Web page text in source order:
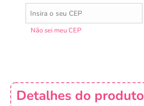
Não sei meu CEP
Detalhes do produto